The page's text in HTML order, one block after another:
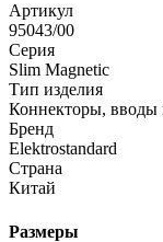
Артикул
95043/00
Серия
Slim Magnetic
Тип изделия
Коннекторы, вводы
Бренд
Elektrostandard
Страна
Китай
Размеры